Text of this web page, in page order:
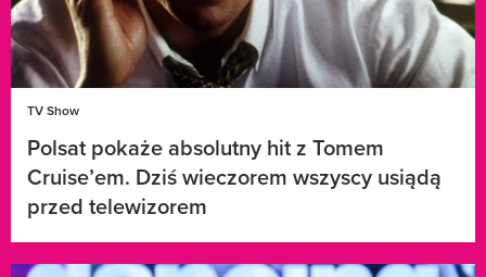
TV Show
Polsat pokaże absolutny hit z Tomem
Cruise’em. Dziś wieczorem wszyscy usiądą
przed telewizorem